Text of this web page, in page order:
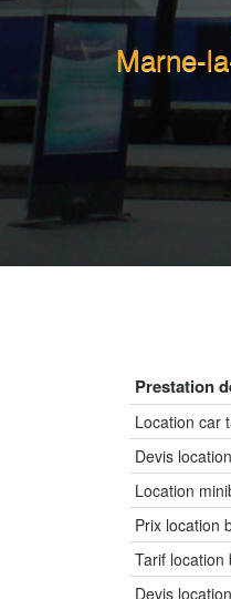
Marne-
Prestation
Location car
Devis
Location
Prix location
Tarif location
Devis